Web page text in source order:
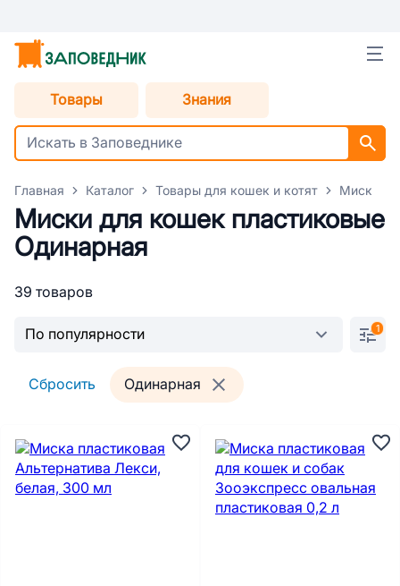
Товары Знания
Главная Каталог Товары для кошек и котят Миски
Миски для кошек пластиковые
Одинарная
39 товаров
1
Сбросить Одинарная